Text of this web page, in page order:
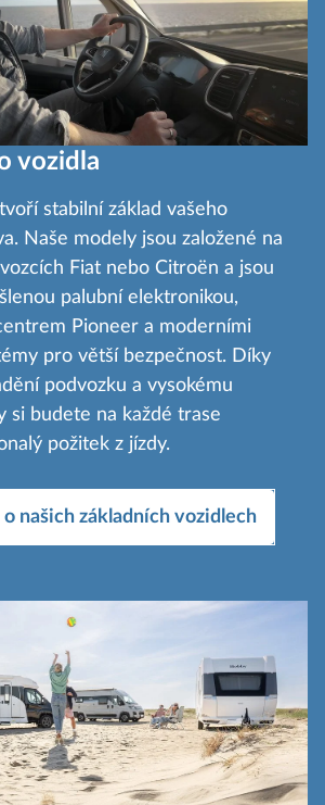
vozidla
stabilní základ vašeho
Naše modely jsou založené na
Fiat nebo Citroën a jsou
palubní elektronikou,
Pioneer a moderními
pro větší bezpečnost. Díky
podvozku a vysokému
si budete na každé trase
požitek z jízdy.
našich základních vozidlech